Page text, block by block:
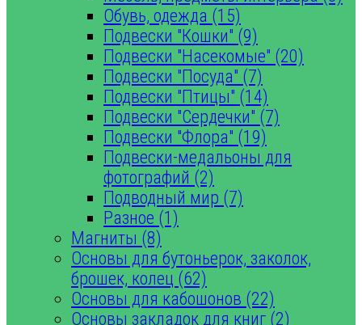
Обувь, одежда (15)
Подвески "Кошки" (9)
Подвески "Насекомые" (20)
Подвески "Посуда" (7)
Подвески "Птицы" (14)
Подвески "Сердечки" (7)
Подвески "Флора" (19)
Подвески-медальоны для
фотографий (2)
Подводный мир (7)
Разное (1)
Магниты (8)
Основы для бутоньерок, заколок,
брошек, колец (62)
Основы для кабошонов (22)
Основы закладок для книг (2)